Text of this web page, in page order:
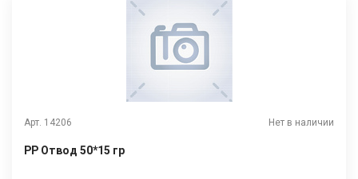
Арт. 14206 Нет в наличии
РР Отвод 50*15 гр